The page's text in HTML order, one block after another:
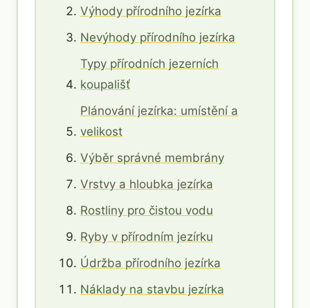
Výhody přírodního jezírka
Nevýhody přírodního jezírka
Typy přírodních jezerních
koupališť
Plánování jezírka: umístění a
velikost
Výběr správné membrány
Vrstvy a hloubka jezírka
Rostliny pro čistou vodu
Ryby v přírodním jezírku
Údržba přírodního jezírka
Náklady na stavbu jezírka